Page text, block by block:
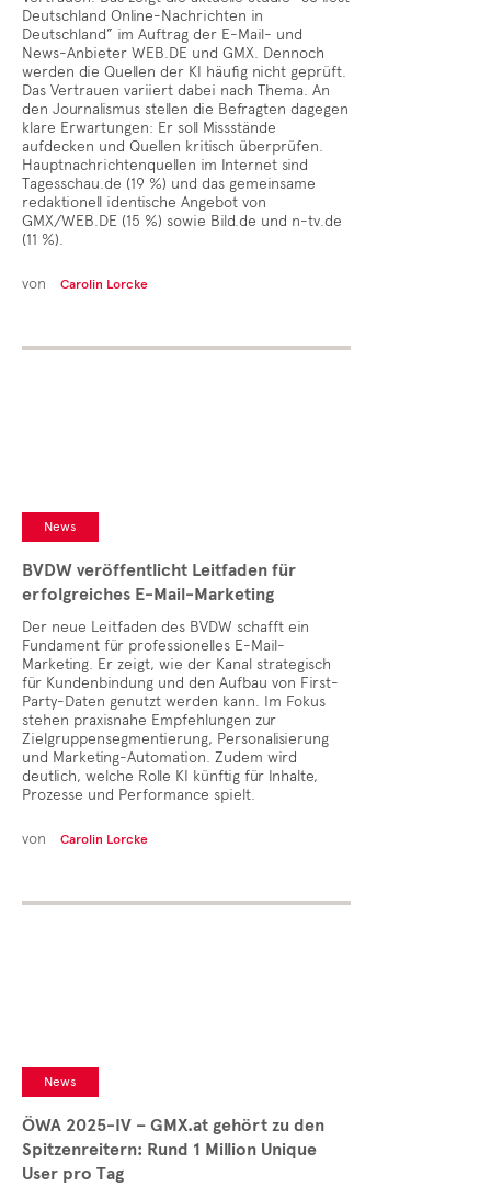
Deutschland Online-Nachrichten in
Deutschland” im Auftrag der E-Mail- und
News-Anbieter WEB.DE und GMX. Dennoch
werden die Quellen der KI häufig nicht geprüft.
Das Vertrauen variiert dabei nach Thema. An
den Journalismus stellen die Befragten dagegen
klare Erwartungen: Er soll Missstände
aufdecken und Quellen kritisch überprüfen.
Hauptnachrichtenquellen im Internet sind
Tagesschau.de (19 %) und das gemeinsame
redaktionell identische Angebot von
GMX/WEB.DE (15 %) sowie Bild.de und n-tv.de
(11 %).
von Carolin Lorcke
News
BVDW veröffentlicht Leitfaden für
erfolgreiches E-Mail-Marketing
Der neue Leitfaden des BVDW schafft ein
Fundament für professionelles E-Mail-
Marketing. Er zeigt, wie der Kanal strategisch
für Kundenbindung und den Aufbau von First-
Party-Daten genutzt werden kann. Im Fokus
stehen praxisnahe Empfehlungen zur
Zielgruppensegmentierung, Personalisierung
und Marketing-Automation. Zudem wird
deutlich, welche Rolle KI künftig für Inhalte,
Prozesse und Performance spielt.
von Carolin Lorcke
News
ÖWA 2025-IV – GMX.at gehört zu den
Spitzenreitern: Rund 1 Million Unique
User pro Tag